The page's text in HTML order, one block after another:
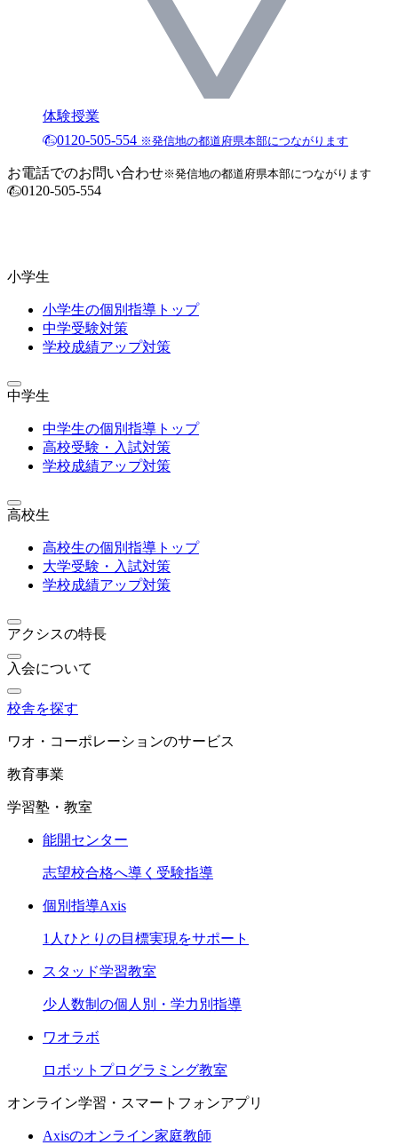
体験授業
0120-505-554 ※発信地の都道府県本部につながります
お電話でのお問い合わせ※発信地の都道府県本部につながります
0120-505-554
小学生
小学生の個別指導トップ
中学受験対策
学校成績アップ対策
中学生
中学生の個別指導トップ
高校受験・入試対策
学校成績アップ対策
高校生
高校生の個別指導トップ
大学受験・入試対策
学校成績アップ対策
アクシスの特長
入会について
校舎を探す
ワオ・コーポレーションのサービス
教育事業
学習塾・教室
能開センター
志望校合格へ導く受験指導
個別指導Axis
1人ひとりの目標実現をサポート
スタッド学習教室
少人数制の個人別・学力別指導
ワオラボ
ロボットプログラミング教室
オンライン学習・スマートフォンアプリ
Axisのオンライン家庭教師